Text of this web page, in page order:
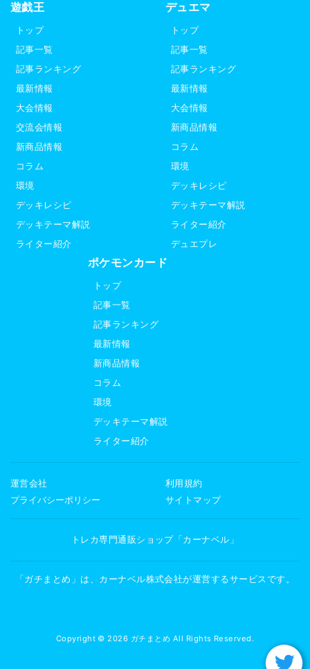
遊戯王
トップ
記事一覧
記事ランキング
最新情報
大会情報
交流会情報
新商品情報
コラム
環境
デッキレシピ
デッキテーマ解説
ライター紹介
デュエマ
トップ
記事一覧
記事ランキング
最新情報
大会情報
新商品情報
コラム
環境
デッキレシピ
デッキテーマ解説
ライター紹介
デュエプレ
ポケモンカード
トップ
記事一覧
記事ランキング
最新情報
新商品情報
コラム
環境
デッキテーマ解説
ライター紹介
運営会社
利用規約
プライバシーポリシー
サイトマップ
トレカ専門通販ショップ「カーナベル」
「ガチまとめ」は、カーナベル株式会社が運営するサービスです。
Copyright © 2026 ガチまとめ All Rights Reserved.